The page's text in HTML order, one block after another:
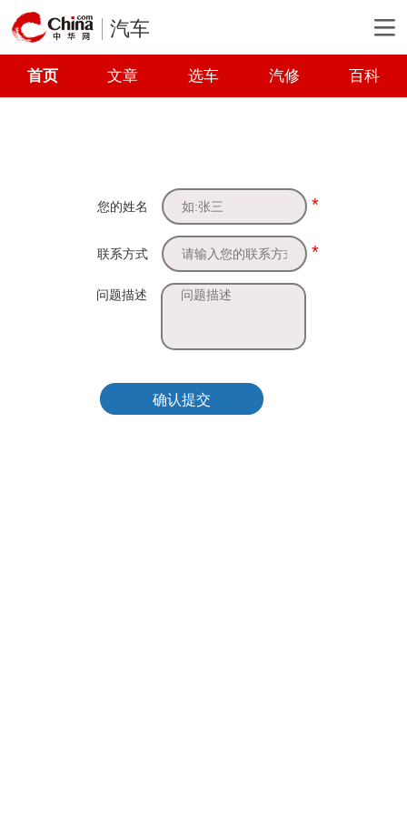
汽车
首页 文章 选车 汽修 百科
您的姓名 *
联系方式 *
问题描述
确认提交